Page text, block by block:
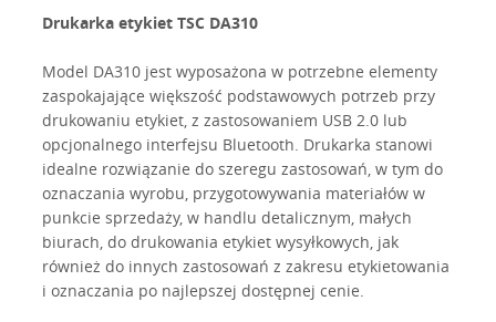
Drukarka etykiet TSC DA310
Model DA310 jest wyposażona w potrzebne elementy
zaspokajające większość podstawowych potrzeb przy
drukowaniu etykiet, z zastosowaniem USB 2.0 lub
opcjonalnego interfejsu Bluetooth. Drukarka stanowi
idealne rozwiązanie do szeregu zastosowań, w tym do
oznaczania wyrobu, przygotowywania materiałów w
punkcie sprzedaży, w handlu detalicznym, małych
biurach, do drukowania etykiet wysyłkowych, jak
również do innych zastosowań z zakresu etykietowania
i oznaczania po najlepszej dostępnej cenie.